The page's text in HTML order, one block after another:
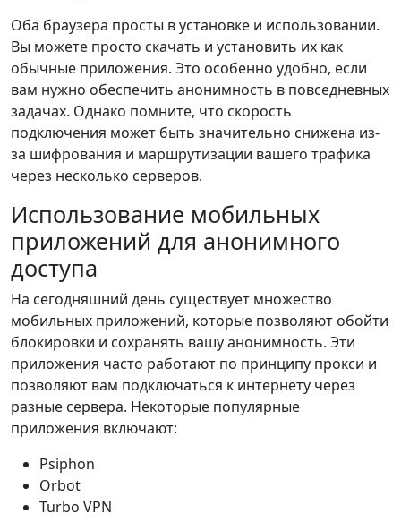
Оба браузера просты в установке и использовании.
Вы можете просто скачать и установить их как
обычные приложения. Это особенно удобно, если
вам нужно обеспечить анонимность в повседневных
задачах. Однако помните, что скорость
подключения может быть значительно снижена из-
за шифрования и маршрутизации вашего трафика
через несколько серверов.
Использование мобильных
приложений для анонимного
доступа
На сегодняшний день существует множество
мобильных приложений, которые позволяют обойти
блокировки и сохранять вашу анонимность. Эти
приложения часто работают по принципу прокси и
позволяют вам подключаться к интернету через
разные сервера. Некоторые популярные
приложения включают:
Psiphon
Orbot
Turbo VPN